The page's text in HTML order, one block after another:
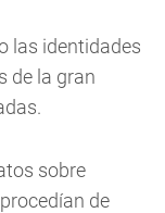
las identidades
de la gran
sobre
de